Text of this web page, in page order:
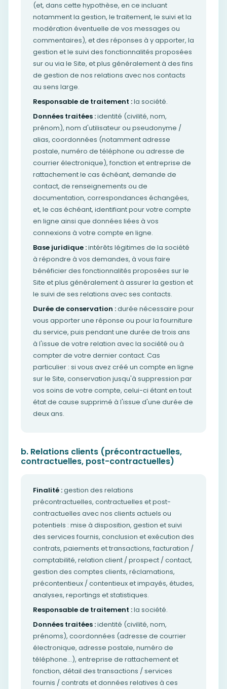
(et, dans cette hypothèse, en ce incluant
notamment la gestion, le traitement, le suivi et la
modération éventuelle de vos messages ou
commentaires), et des réponses à y apporter, la
gestion et le suivi des fonctionnalités proposées
sur ou via le Site, et plus généralement à des fins
de gestion de nos relations avec nos contacts
au sens large.
Responsable de traitement :la société.
Données traitées :identité (civilité, nom,
prénom), nom d'utilisateur ou pseudonyme /
alias, coordonnées (notamment adresse
postale, numéro de téléphone ou adresse de
courrier électronique), fonction et entreprise de
rattachement le cas échéant, demande de
contact, de renseignements ou de
documentation, correspondances échangées,
et, le cas échéant, identifiant pour votre compte
en ligne ainsi que données liées à vos
connexions à votre compte en ligne.
Base juridique :intérêts légitimes de la société
à répondre à vos demandes, à vous faire
bénéficier des fonctionnalités proposées sur le
Site et plus généralement à assurer la gestion et
le suivi de ses relations avec ses contacts.
Durée de conservation :durée nécessaire pour
vous apporter une réponse ou pour la fourniture
du service, puis pendant une durée de trois ans
à l'issue de votre relation avec la société ou à
compter de votre dernier contact. Cas
particulier : si vous avez créé un compte en ligne
sur le Site, conservation jusqu'à suppression par
vos soins de votre compte, celui-ci étant en tout
état de cause supprimé à l'issue d'une durée de
deux ans.
b. Relations clients (précontractuelles,
contractuelles, post-contractuelles)
Finalité :gestion des relations
précontractuelles, contractuelles et post-
contractuelles avec nos clients actuels ou
potentiels : mise à disposition, gestion et suivi
des services fournis, conclusion et exécution des
contrats, paiements et transactions, facturation /
comptabilité, relation client / prospect / contact,
gestion des comptes clients, réclamations,
précontentieux / contentieux et impayés, études,
analyses, reportings et statistiques.
Responsable de traitement :la société.
Données traitées :identité (civilité, nom,
prénoms), coordonnées (adresse de courrier
électronique, adresse postale, numéro de
téléphone…), entreprise de rattachement et
fonction, détail des transactions / services
fournis / contrats et données relatives à ces